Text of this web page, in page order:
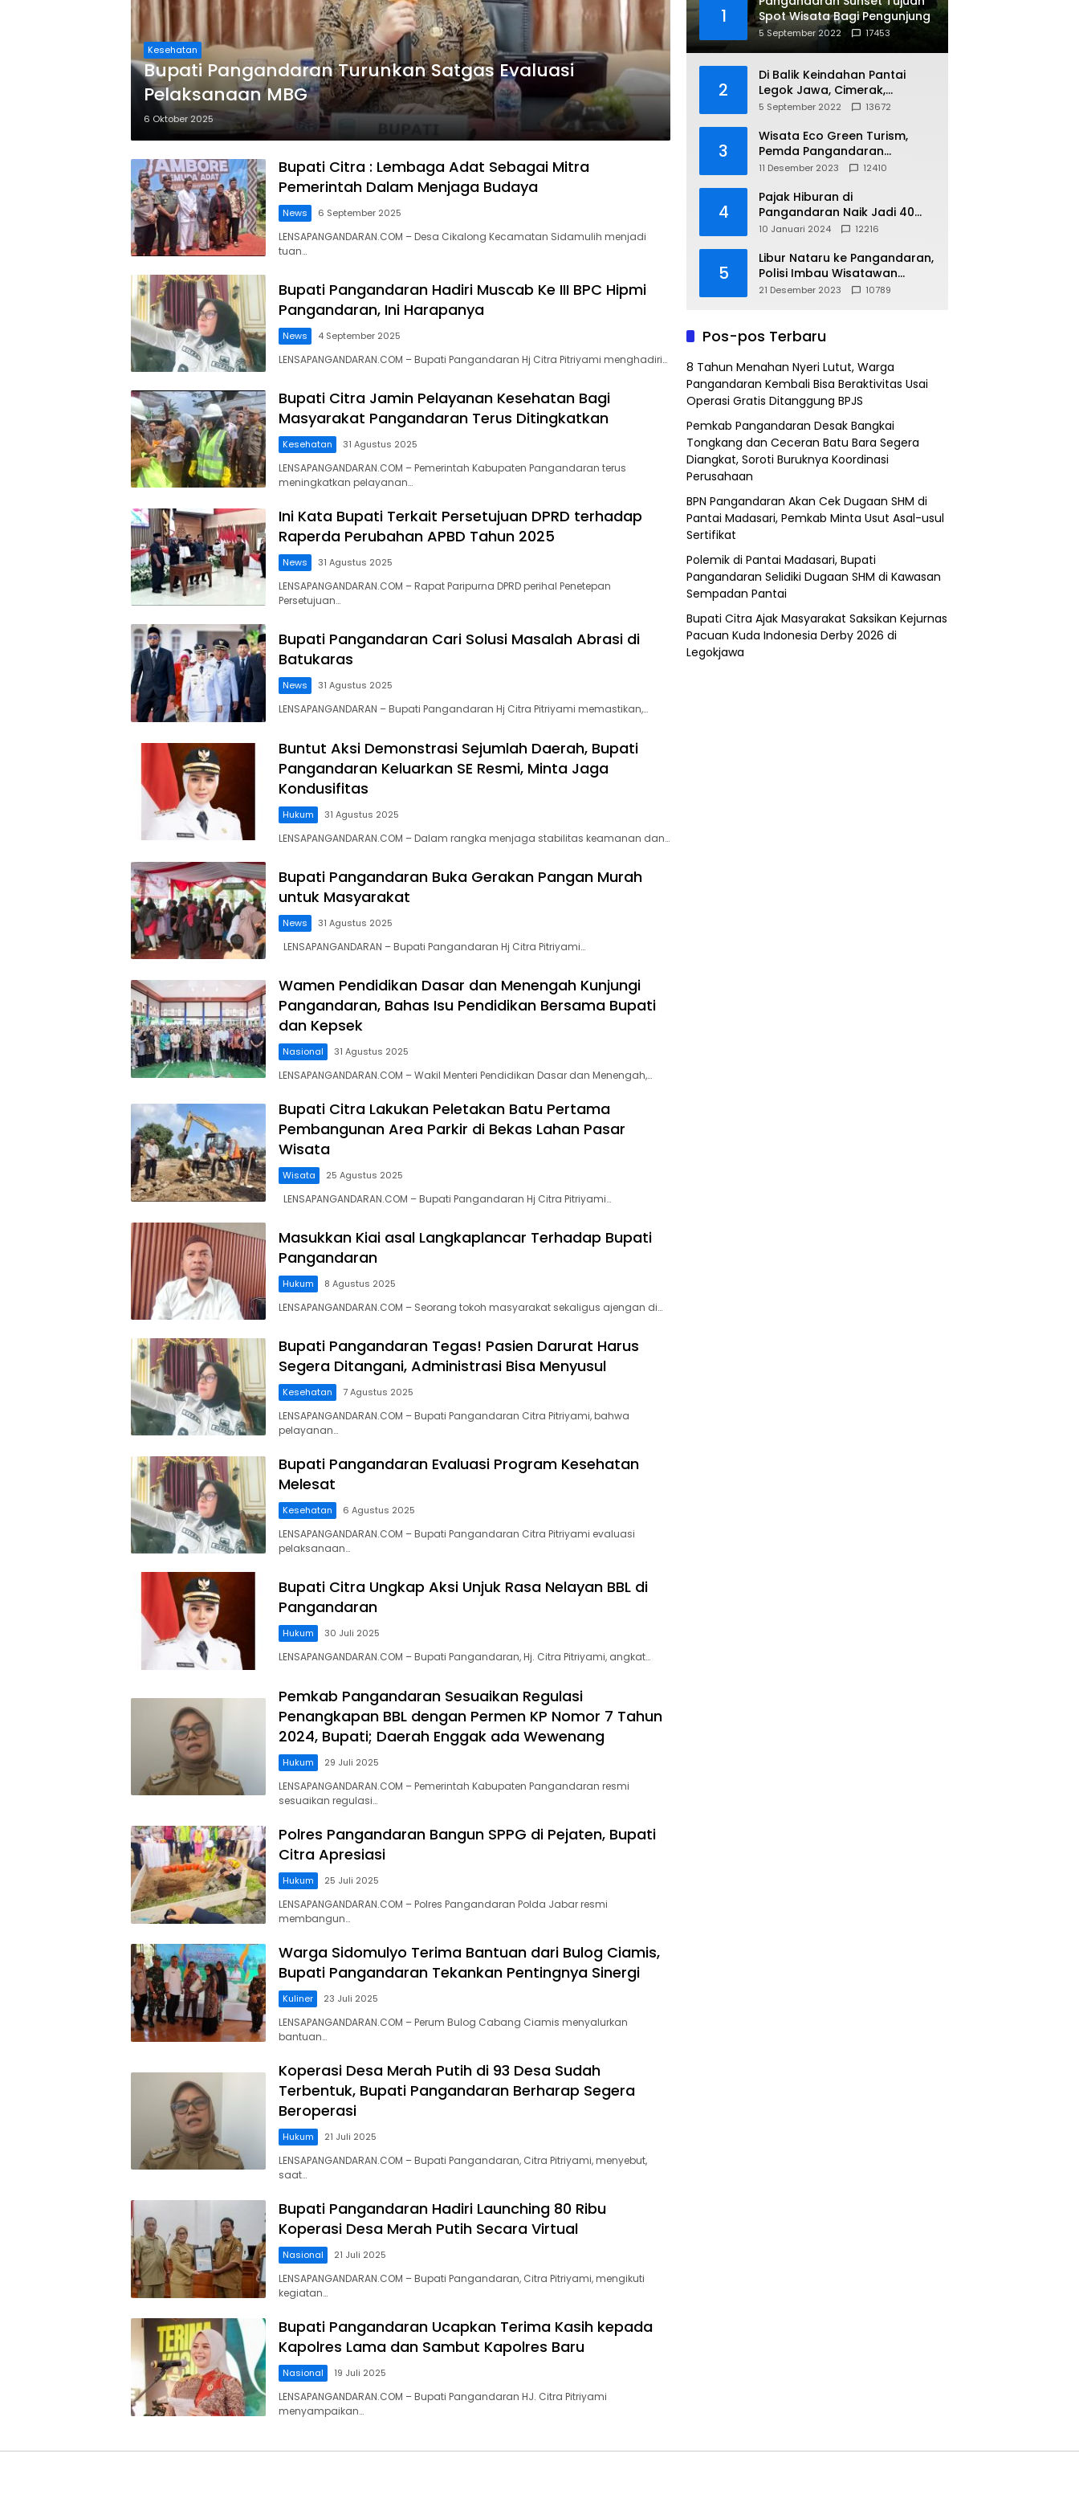
Kesehatan
Bupati Pangandaran Turunkan Satgas Evaluasi
Pelaksanaan MBG
6 Oktober 2025
Bupati Citra : Lembaga Adat Sebagai Mitra
Pemerintah Dalam Menjaga Budaya
News 6 September 2025
LENSAPANGANDARAN.COM – Desa Cikalong Kecamatan Sidamulih menjadi
tuan…
Bupati Pangandaran Hadiri Muscab Ke III BPC Hipmi
Pangandaran, Ini Harapanya
News 4 September 2025
LENSAPANGANDARAN.COM – Bupati Pangandaran Hj Citra Pitriyami menghadiri…
Bupati Citra Jamin Pelayanan Kesehatan Bagi
Masyarakat Pangandaran Terus Ditingkatkan
Kesehatan 31 Agustus 2025
LENSAPANGANDARAN.COM – Pemerintah Kabupaten Pangandaran terus
meningkatkan pelayanan…
Ini Kata Bupati Terkait Persetujuan DPRD terhadap
Raperda Perubahan APBD Tahun 2025
News 31 Agustus 2025
LENSAPANGANDARAN.COM – Rapat Paripurna DPRD perihal Penetepan
Persetujuan…
Bupati Pangandaran Cari Solusi Masalah Abrasi di
Batukaras
News 31 Agustus 2025
LENSAPANGANDARAN – Bupati Pangandaran Hj Citra Pitriyami memastikan,…
Buntut Aksi Demonstrasi Sejumlah Daerah, Bupati
Pangandaran Keluarkan SE Resmi, Minta Jaga
Kondusifitas
Hukum 31 Agustus 2025
LENSAPANGANDARAN.COM – Dalam rangka menjaga stabilitas keamanan dan…
Bupati Pangandaran Buka Gerakan Pangan Murah
untuk Masyarakat
News 31 Agustus 2025
LENSAPANGANDARAN – Bupati Pangandaran Hj Citra Pitriyami…
Wamen Pendidikan Dasar dan Menengah Kunjungi
Pangandaran, Bahas Isu Pendidikan Bersama Bupati
dan Kepsek
Nasional 31 Agustus 2025
LENSAPANGANDARAN.COM – Wakil Menteri Pendidikan Dasar dan Menengah,…
Bupati Citra Lakukan Peletakan Batu Pertama
Pembangunan Area Parkir di Bekas Lahan Pasar
Wisata
Wisata 25 Agustus 2025
LENSAPANGANDARAN.COM – Bupati Pangandaran Hj Citra Pitriyami…
Masukkan Kiai asal Langkaplancar Terhadap Bupati
Pangandaran
Hukum 8 Agustus 2025
LENSAPANGANDARAN.COM – Seorang tokoh masyarakat sekaligus ajengan di…
Bupati Pangandaran Tegas! Pasien Darurat Harus
Segera Ditangani, Administrasi Bisa Menyusul
Kesehatan 7 Agustus 2025
LENSAPANGANDARAN.COM – Bupati Pangandaran Citra Pitriyami, bahwa
pelayanan…
Bupati Pangandaran Evaluasi Program Kesehatan
Melesat
Kesehatan 6 Agustus 2025
LENSAPANGANDARAN.COM – Bupati Pangandaran Citra Pitriyami evaluasi
pelaksanaan…
Bupati Citra Ungkap Aksi Unjuk Rasa Nelayan BBL di
Pangandaran
Hukum 30 Juli 2025
LENSAPANGANDARAN.COM – Bupati Pangandaran, Hj. Citra Pitriyami, angkat…
Pemkab Pangandaran Sesuaikan Regulasi
Penangkapan BBL dengan Permen KP Nomor 7 Tahun
2024, Bupati; Daerah Enggak ada Wewenang
Hukum 29 Juli 2025
LENSAPANGANDARAN.COM – Pemerintah Kabupaten Pangandaran resmi
sesuaikan regulasi…
Polres Pangandaran Bangun SPPG di Pejaten, Bupati
Citra Apresiasi
Hukum 25 Juli 2025
LENSAPANGANDARAN.COM – Polres Pangandaran Polda Jabar resmi
membangun…
Warga Sidomulyo Terima Bantuan dari Bulog Ciamis,
Bupati Pangandaran Tekankan Pentingnya Sinergi
Kuliner 23 Juli 2025
LENSAPANGANDARAN.COM – Perum Bulog Cabang Ciamis menyalurkan
bantuan…
Koperasi Desa Merah Putih di 93 Desa Sudah
Terbentuk, Bupati Pangandaran Berharap Segera
Beroperasi
Hukum 21 Juli 2025
LENSAPANGANDARAN.COM – Bupati Pangandaran, Citra Pitriyami, menyebut,
saat…
Bupati Pangandaran Hadiri Launching 80 Ribu
Koperasi Desa Merah Putih Secara Virtual
Nasional 21 Juli 2025
LENSAPANGANDARAN.COM – Bupati Pangandaran, Citra Pitriyami, mengikuti
kegiatan…
Bupati Pangandaran Ucapkan Terima Kasih kepada
Kapolres Lama dan Sambut Kapolres Baru
Nasional 19 Juli 2025
LENSAPANGANDARAN.COM – Bupati Pangandaran HJ. Citra Pitriyami
menyampaikan…
1
Spot Wisata Bagi Pengunjung
5 September 2022 17453
2
Di Balik Keindahan Pantai
Legok Jawa, Cimerak,
Pangandaran
5 September 2022 13672
3
Wisata Eco Green Turism,
Pemda Pangandaran
Gandeng PLN
11 Desember 2023 12410
4
Pajak Hiburan di
Pangandaran Naik Jadi 40
Persen
10 Januari 2024 12216
5
Libur Nataru ke Pangandaran,
Polisi Imbau Wisatawan
Gunakan Jalur Arteri
21 Desember 2023 10789
Pos-pos Terbaru
8 Tahun Menahan Nyeri Lutut, Warga
Pangandaran Kembali Bisa Beraktivitas Usai
Operasi Gratis Ditanggung BPJS
Pemkab Pangandaran Desak Bangkai
Tongkang dan Ceceran Batu Bara Segera
Diangkat, Soroti Buruknya Koordinasi
Perusahaan
BPN Pangandaran Akan Cek Dugaan SHM di
Pantai Madasari, Pemkab Minta Usut Asal-usul
Sertifikat
Polemik di Pantai Madasari, Bupati
Pangandaran Selidiki Dugaan SHM di Kawasan
Sempadan Pantai
Bupati Citra Ajak Masyarakat Saksikan Kejurnas
Pacuan Kuda Indonesia Derby 2026 di
Legokjawa